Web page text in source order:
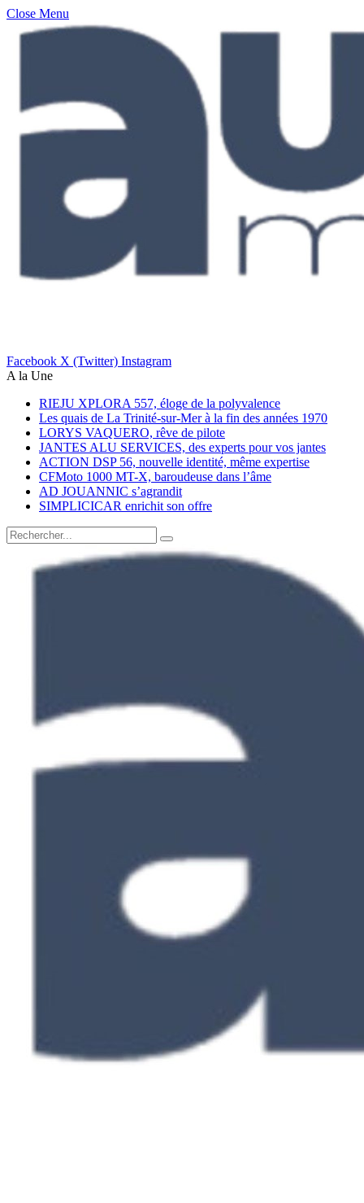
Close Menu
Facebook X (Twitter) Instagram
A la Une
RIEJU XPLORA 557, éloge de la polyvalence
Les quais de La Trinité-sur-Mer à la fin des années 1970
LORYS VAQUERO, rêve de pilote
JANTES ALU SERVICES, des experts pour vos jantes
ACTION DSP 56, nouvelle identité, même expertise
CFMoto 1000 MT-X, baroudeuse dans l’âme
AD JOUANNIC s’agrandit
SIMPLICICAR enrichit son offre